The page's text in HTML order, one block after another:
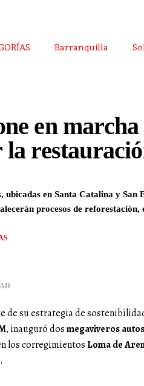
Barranquilla
en marcha
en Santa Catalina y San
procesos de
de su estrategia de
, inauguró dosmegaviveros
los corregimientosLoma de
.